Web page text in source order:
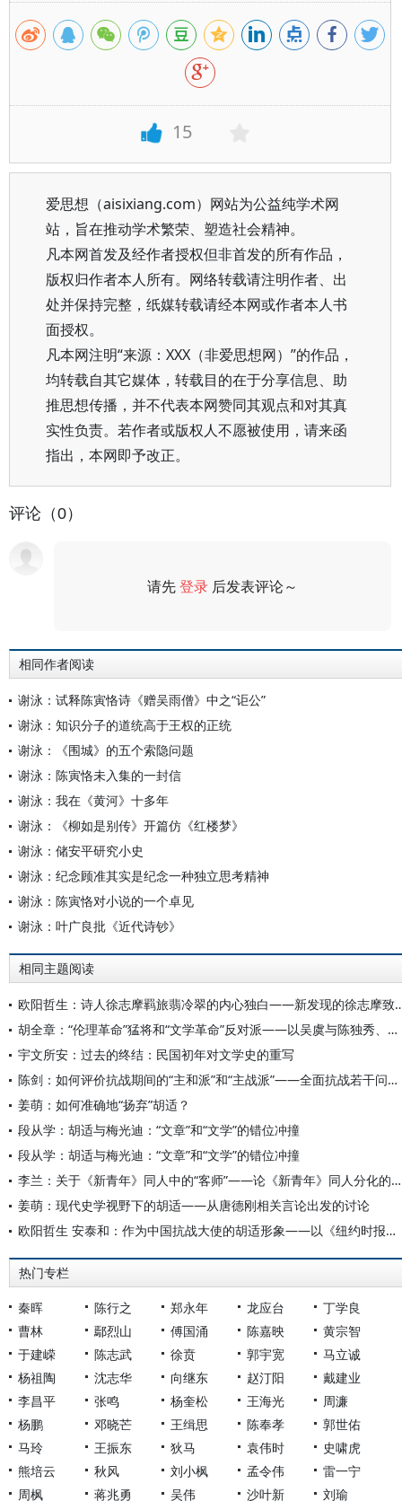
15
爱思想（aisixiang.com）网站为公益纯学术网
站，旨在推动学术繁荣、塑造社会精神。
凡本网首发及经作者授权但非首发的所有作品，
版权归作者本人所有。网络转载请注明作者、出
处并保持完整，纸媒转载请经本网或作者本人书
面授权。
凡本网注明“来源：XXX（非爱思想网）”的作品，
均转载自其它媒体，转载目的在于分享信息、助
推思想传播，并不代表本网赞同其观点和对其真
实性负责。若作者或版权人不愿被使用，请来函
指出，本网即予改正。
评论（0）
请先登录 后发表评论～
相同作者阅读
谢泳：试释陈寅恪诗《赠吴雨僧》中之“讵公”
谢泳：知识分子的道统高于王权的正统
谢泳：《围城》的五个索隐问题
谢泳：陈寅恪未入集的一封信
谢泳：我在《黄河》十多年
谢泳：《柳如是别传》开篇仿《红楼梦》
谢泳：储安平研究小史
谢泳：纪念顾准其实是纪念一种独立思考精神
谢泳：陈寅恪对小说的一个卓见
谢泳：叶广良批《近代诗钞》
相同主题阅读
欧阳哲生：诗人徐志摩羁旅翡冷翠
胡全章：“伦理革命”猛将和“文学革命”反对派——以吴虞与陈独秀、柳亚子的文学学术交往为中心
宇文所安：过去的终结：民国初年对文学史的重写
陈剑：如何评价抗战期间的“主和派”和“主战派”——全面抗战若干问题分析（五）
姜萌：如何准确地“扬弃”胡适？
段从学：胡适与梅光迪：“文章”和“文学”的错位冲撞
段从学：胡适与梅光迪：“文章”和“文学”的错位冲撞
李兰：关于《新青年》同人中的“客师”——论《新青年》同人分化的重要细节
姜萌：现代史学视野下的胡适——从唐德刚相关言论出发的讨论
欧阳哲生 安泰和：作为中国抗战大使的胡适形象——以《纽约时报》《华盛顿邮报》的报道为文本的讨论
热门专栏
秦晖 陈行之 郑永年 龙应台
丁学良
曹林
鄢烈山 傅国涌 陈嘉映
黄宗智
于建嵘
陈志武 徐贲 郭宇宽
马立诚
杨祖陶
沈志华 向继东 赵汀阳
戴建业
李昌平
张鸣 杨奎松 王海光
周濂
杨鹏
邓晓芒 王缉思 陈奉孝
郭世佑
马玲
王振东 狄马 袁伟时
史啸虎
熊培云
秋风 刘小枫 孟令伟
雷一宁
周枫
蒋兆勇 吴伟 沙叶新 刘瑜